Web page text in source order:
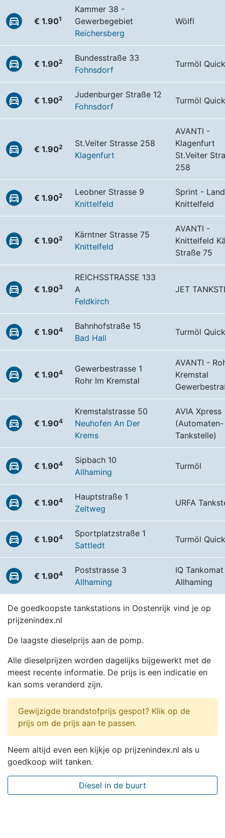
€ 1.901
Kammer 38 -
Gewerbegebiet
Reichersberg
Wölfl
€ 1.902
Bundesstraße 33
Fohnsdorf
Turmöl Quick
€ 1.902
Judenburger Straße 12
Fohnsdorf
Turmöl Quick
€ 1.902
St.Veiter Strasse 258
Klagenfurt
AVANTI -
Klagenfurt
St.Veiter
258
€ 1.902
Leobner Strasse 9
Knittelfeld
Sprint -
Knittelfeld
€ 1.902
Kärntner Strasse 75
Knittelfeld
AVANTI -
Knittelfeld
Straße 75
€ 1.903
REICHSSTRASSE 133
A
Feldkirch
JET
€ 1.904
Bahnhofstraße 15
Bad Hall
Turmöl Quick
€ 1.904
Gewerbestrasse 1
Rohr Im Kremstal
AVANTI -
Kremstal
€ 1.904
Kremstalstrasse 50
Neuhofen An Der
Krems
AVIA Xpress
(Automaten-
Tankstelle)
€ 1.904
Sipbach 10
Allhaming
Turmöl
€ 1.904
Hauptstraße 1
Zeltweg
URFA
€ 1.904
Sportplatzstraße 1
Sattledt
Turmöl Quick
€ 1.904
Poststrasse 3
Allhaming
IQ Tankomat
Allhaming
De goedkoopste tankstations in Oostenrijk vind je op
prijzenindex.nl
De laagste dieselprijs aan de pomp.
Alle dieselprijzen worden dagelijks bijgewerkt met de
meest recente informatie. De prijs is een indicatie en
kan soms veranderd zijn.
Gewijzigde brandstofprijs gespot? Klik op de
prijs om de prijs aan te passen.
Neem altijd even een kijkje op prijzenindex.nl als u
goedkoop wilt tanken.
Diesel in de buurt